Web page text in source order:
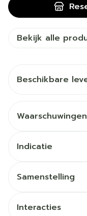
Bekijk alle
Beschikbare
Waarschuwingen
Indicatie
Samenstelling
Interacties